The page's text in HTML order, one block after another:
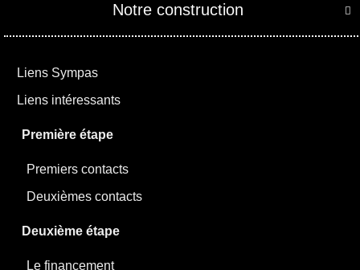

Notre construction
Liens Sympas
Liens intéressants
Première étape
Premiers contacts
Deuxièmes contacts
Deuxième étape
Le financement